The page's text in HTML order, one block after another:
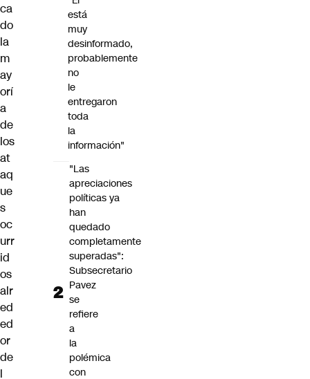
ca
do
la
m
ay
orí
a
de
los
at
aq
ue
s
oc
urr
id
os
alr
ed
ed
or
de
l
está
muy
desinformado,
probablemente
no
le
entregaron
toda
la
información"
"Las
apreciaciones
políticas ya
han
quedado
completamente
superadas":
Subsecretario
Pavez
se
refiere
a
la
polémica
con